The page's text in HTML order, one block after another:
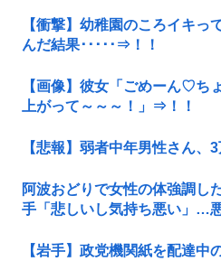
【衝撃】幼稚園のころイキっ
んだ結果･････⇒！！
【画像】彼女「ごめーん♡ち
上がって～～～！」⇒！！
【悲報】弱者中年男性さん、
阿波おどりで女性の体強調し
手「悲しいし気持ち悪い」…
【岩手】政党機関紙を配達